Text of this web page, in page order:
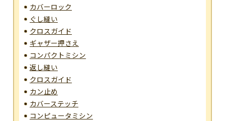
カバーロック
ぐし縫い
クロスガイド
ギャザー押さえ
コンパクトミシン
返し縫い
クロスガイド
カン止め
カバーステッチ
コンピュータミシン